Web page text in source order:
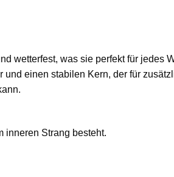
wetterfest, was sie perfekt für jedes
und einen stabilen Kern, der für
inneren Strang besteht.